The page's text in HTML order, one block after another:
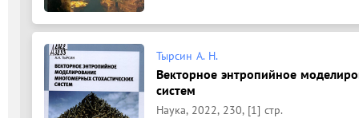
Тырсин А. Н.
Векторное энтропийное
систем
Наука, 2022, 230, [1] стр.